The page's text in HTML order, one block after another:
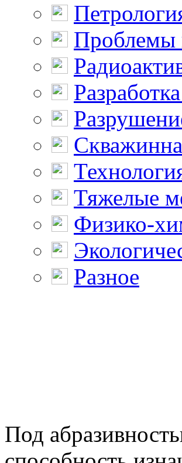
Проблемы
Тяжелые
Физико-
Разное
Под